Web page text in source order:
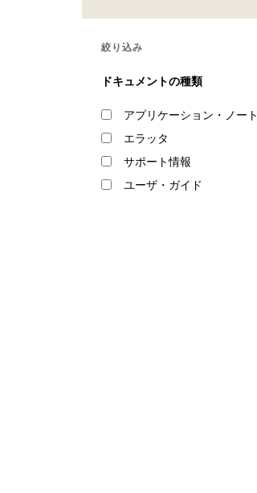
絞り込み
ドキュメントの種類
アプリケーション・ノート
エラッタ
サポート情報
ユーザ・ガイド